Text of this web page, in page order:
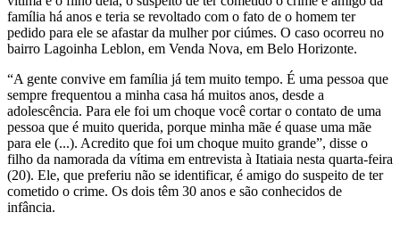
família há anos e teria se revoltado com o fato de o homem ter
pedido para ele se afastar da mulher por ciúmes. O caso ocorreu no
bairro Lagoinha Leblon, em Venda Nova, em Belo Horizonte.
“A gente convive em família já tem muito tempo. É uma pessoa que
sempre frequentou a minha casa há muitos anos, desde a
adolescência. Para ele foi um choque você cortar o contato de uma
pessoa que é muito querida, porque minha mãe é quase uma mãe
para ele (...). Acredito que foi um choque muito grande”, disse o
filho da namorada da vítima em entrevista à Itatiaia nesta quarta-feira
(20). Ele, que preferiu não se identificar, é amigo do suspeito de ter
cometido o crime. Os dois têm 30 anos e são conhecidos de
infância.